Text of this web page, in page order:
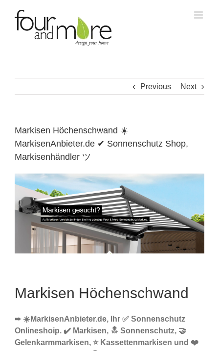
content
Previous Next
Markisen Höchenschwand ☀️
MarkisenAnbieter.de ✔ Sonnenschutz Shop,
Markisenhändler ツ
Markisen Höchenschwand
➨ ☀️MarkisenAnbieter.de, Ihr ✅ Sonnenschutz
Onlineshoip. ✔️ Markisen, 🔝 Sonnenschutz, 🤝
Gelenkarmmarkisen, ⭐ Kassettenmarkisen und ❤️